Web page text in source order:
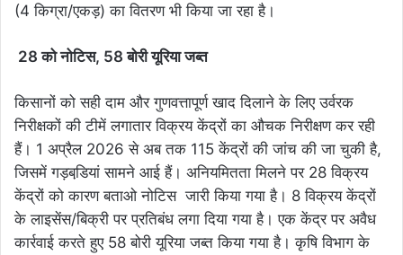
(4 किग्रा/एकड़) का वितरण भी किया जा रहा है।
28 को नोटिस, 58 बोरी यूरिया जब्त
किसानों को सही दाम और गुणवत्तापूर्ण खाद दिलाने के लिए उर्वरक
निरीक्षकों की टीमें लगातार विक्रय केंद्रों का औचक निरीक्षण कर रही
हैं। 1 अप्रैल 2026 से अब तक 115 केंद्रों की जांच की जा चुकी है,
जिसमें गड़बडि़यां सामने आई हैं। अनियमितता मिलने पर 28 विक्रय
केंद्रों को कारण बताओ नोटिस जारी किया गया है। 8 विक्रय केंद्रों
के लाइसेंस/बिक्री पर प्रतिबंध लगा दिया गया है। एक केंद्र पर अवैध
कार्रवाई करते हुए 58 बोरी यूरिया जब्त किया गया है। कृषि विभाग के